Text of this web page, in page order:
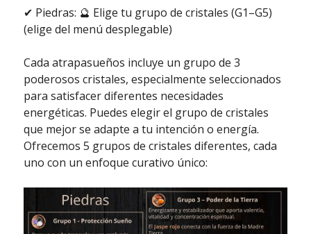
✔ Piedras: 🔮 Elige tu grupo de cristales (G1–G5)
(elige del menú desplegable)
Cada atrapasueños incluye un grupo de 3
poderosos cristales, especialmente seleccionados
para satisfacer diferentes necesidades
energéticas. Puedes elegir el grupo de cristales
que mejor se adapte a tu intención o energía.
Ofrecemos 5 grupos de cristales diferentes, cada
uno con un enfoque curativo único: